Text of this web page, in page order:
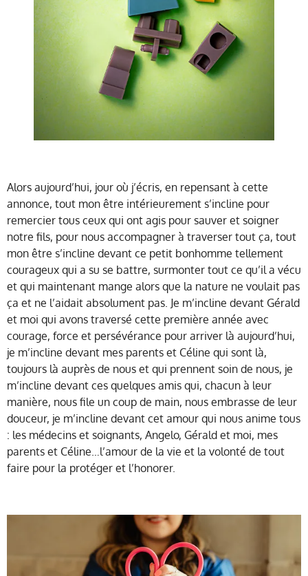
Alors aujourd’hui, jour où j’écris, en repensant à cette
annonce, tout mon être intérieurement s’incline pour
remercier tous ceux qui ont agis pour sauver et soigner
notre fils, pour nous accompagner à traverser tout ça, tout
mon être s’incline devant ce petit bonhomme tellement
courageux qui a su se battre, surmonter tout ce qu’il a vécu
et qui maintenant mange alors que la nature ne voulait pas
ça et ne l’aidait absolument pas. Je m’incline devant Gérald
et moi qui avons traversé cette première année avec
courage, force et persévérance pour arriver là aujourd’hui,
je m’incline devant mes parents et Céline qui sont là,
toujours là auprès de nous et qui prennent soin de nous, je
m’incline devant ces quelques amis qui, chacun à leur
manière, nous file un coup de main, nous embrasse de leur
douceur, je m’incline devant cet amour qui nous anime tous
: les médecins et soignants, Angelo, Gérald et moi, mes
parents et Céline…l’amour de la vie et la volonté de tout
faire pour la protéger et l’honorer.